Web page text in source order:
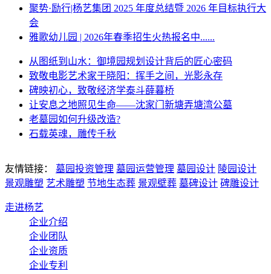
聚势·励行|杨艺集团 2025 年度总结暨 2026 年目标执行大
会
雅歌幼儿园 | 2026年春季招生火热报名中......
从图纸到山水：御境园规划设计背后的匠心密码
致敬电影艺术家于晓阳：挥手之间，光影永存
碑映初心，致敬经济学泰斗薛暮桥
让安息之地照见生命——沈家门新塘弄塘湾公墓
老墓园如何升级改造?
石载英魂，雕传千秋
友情链接： 墓园投资管理 墓园运营管理 墓园设计 陵园设计
景观雕塑 艺术雕塑 节地生态葬 景观壁葬 墓碑设计 碑雕设计
走进杨艺
企业介绍
企业团队
企业资质
企业专利